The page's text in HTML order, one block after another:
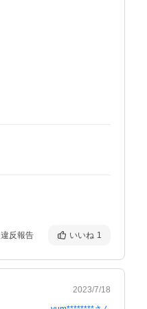
違反報告 いいね 1
2023/7/18